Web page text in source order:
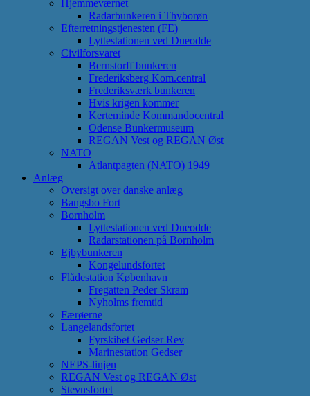
Hjemmeværnet
Radarbunkeren i Thyborøn
Efterretningstjenesten (FE)
Lyttestationen ved Dueodde
Civilforsvaret
Bernstorff bunkeren
Frederiksberg Kom.central
Frederiksværk bunkeren
Hvis krigen kommer
Kerteminde Kommandocentral
Odense Bunkermuseum
REGAN Vest og REGAN Øst
NATO
Atlantpagten (NATO) 1949
Anlæg
Oversigt over danske anlæg
Bangsbo Fort
Bornholm
Lyttestationen ved Dueodde
Radarstationen på Bornholm
Ejbybunkeren
Kongelundsfortet
Flådestation København
Fregatten Peder Skram
Nyholms fremtid
Færøerne
Langelandsfortet
Fyrskibet Gedser Rev
Marinestation Gedser
NEPS-linjen
REGAN Vest og REGAN Øst
Stevnsfortet